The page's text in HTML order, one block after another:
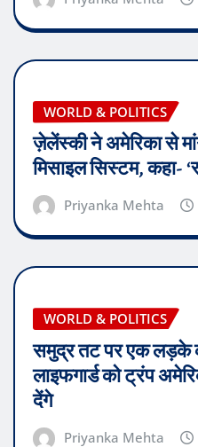
WORLD & POLITICS
ज़ेलेंस्की ने अमेरिका से
मिसाइल सिस्टम, कहा-
Priyanka Mehta
WORLD & POLITICS
समुद्र तट पर एक लड़के
लाइफगार्ड को ट्रंप
देंगे
Priyanka Mehta